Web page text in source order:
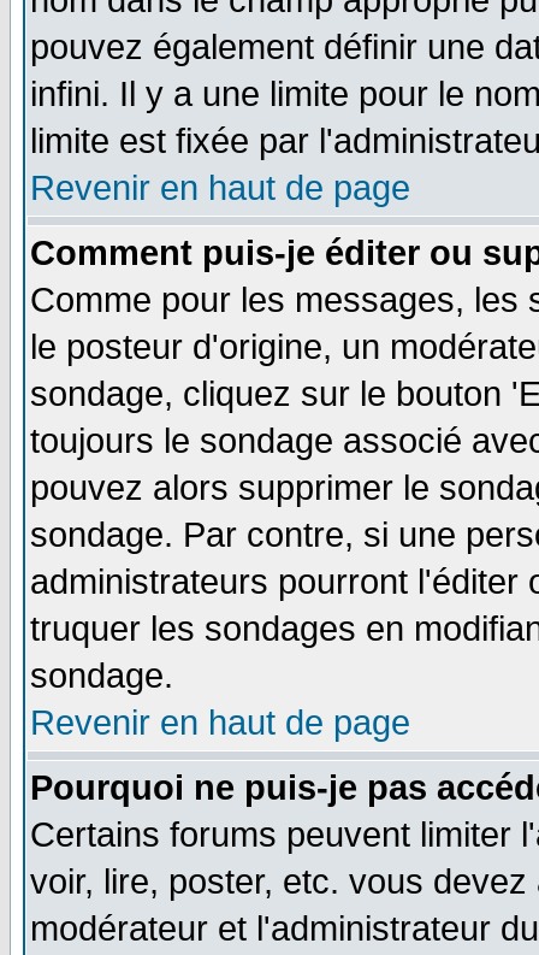
pouvez également définir une
infini. Il y a une limite pour le
limite est fixée par
Revenir en haut de page
Comment puis-je éditer ou
Comme pour les messages, les
le posteur d'origine, un
sondage, cliquez sur le bouton
toujours le sondage associé
pouvez alors supprimer le
sondage. Par contre, si une
administrateurs pourront l'éditer
truquer les sondages en
sondage.
Revenir en haut de page
Pourquoi ne puis-je pas
Certains forums peuvent limiter
voir, lire, poster, etc. vous
modérateur et l'administrateur